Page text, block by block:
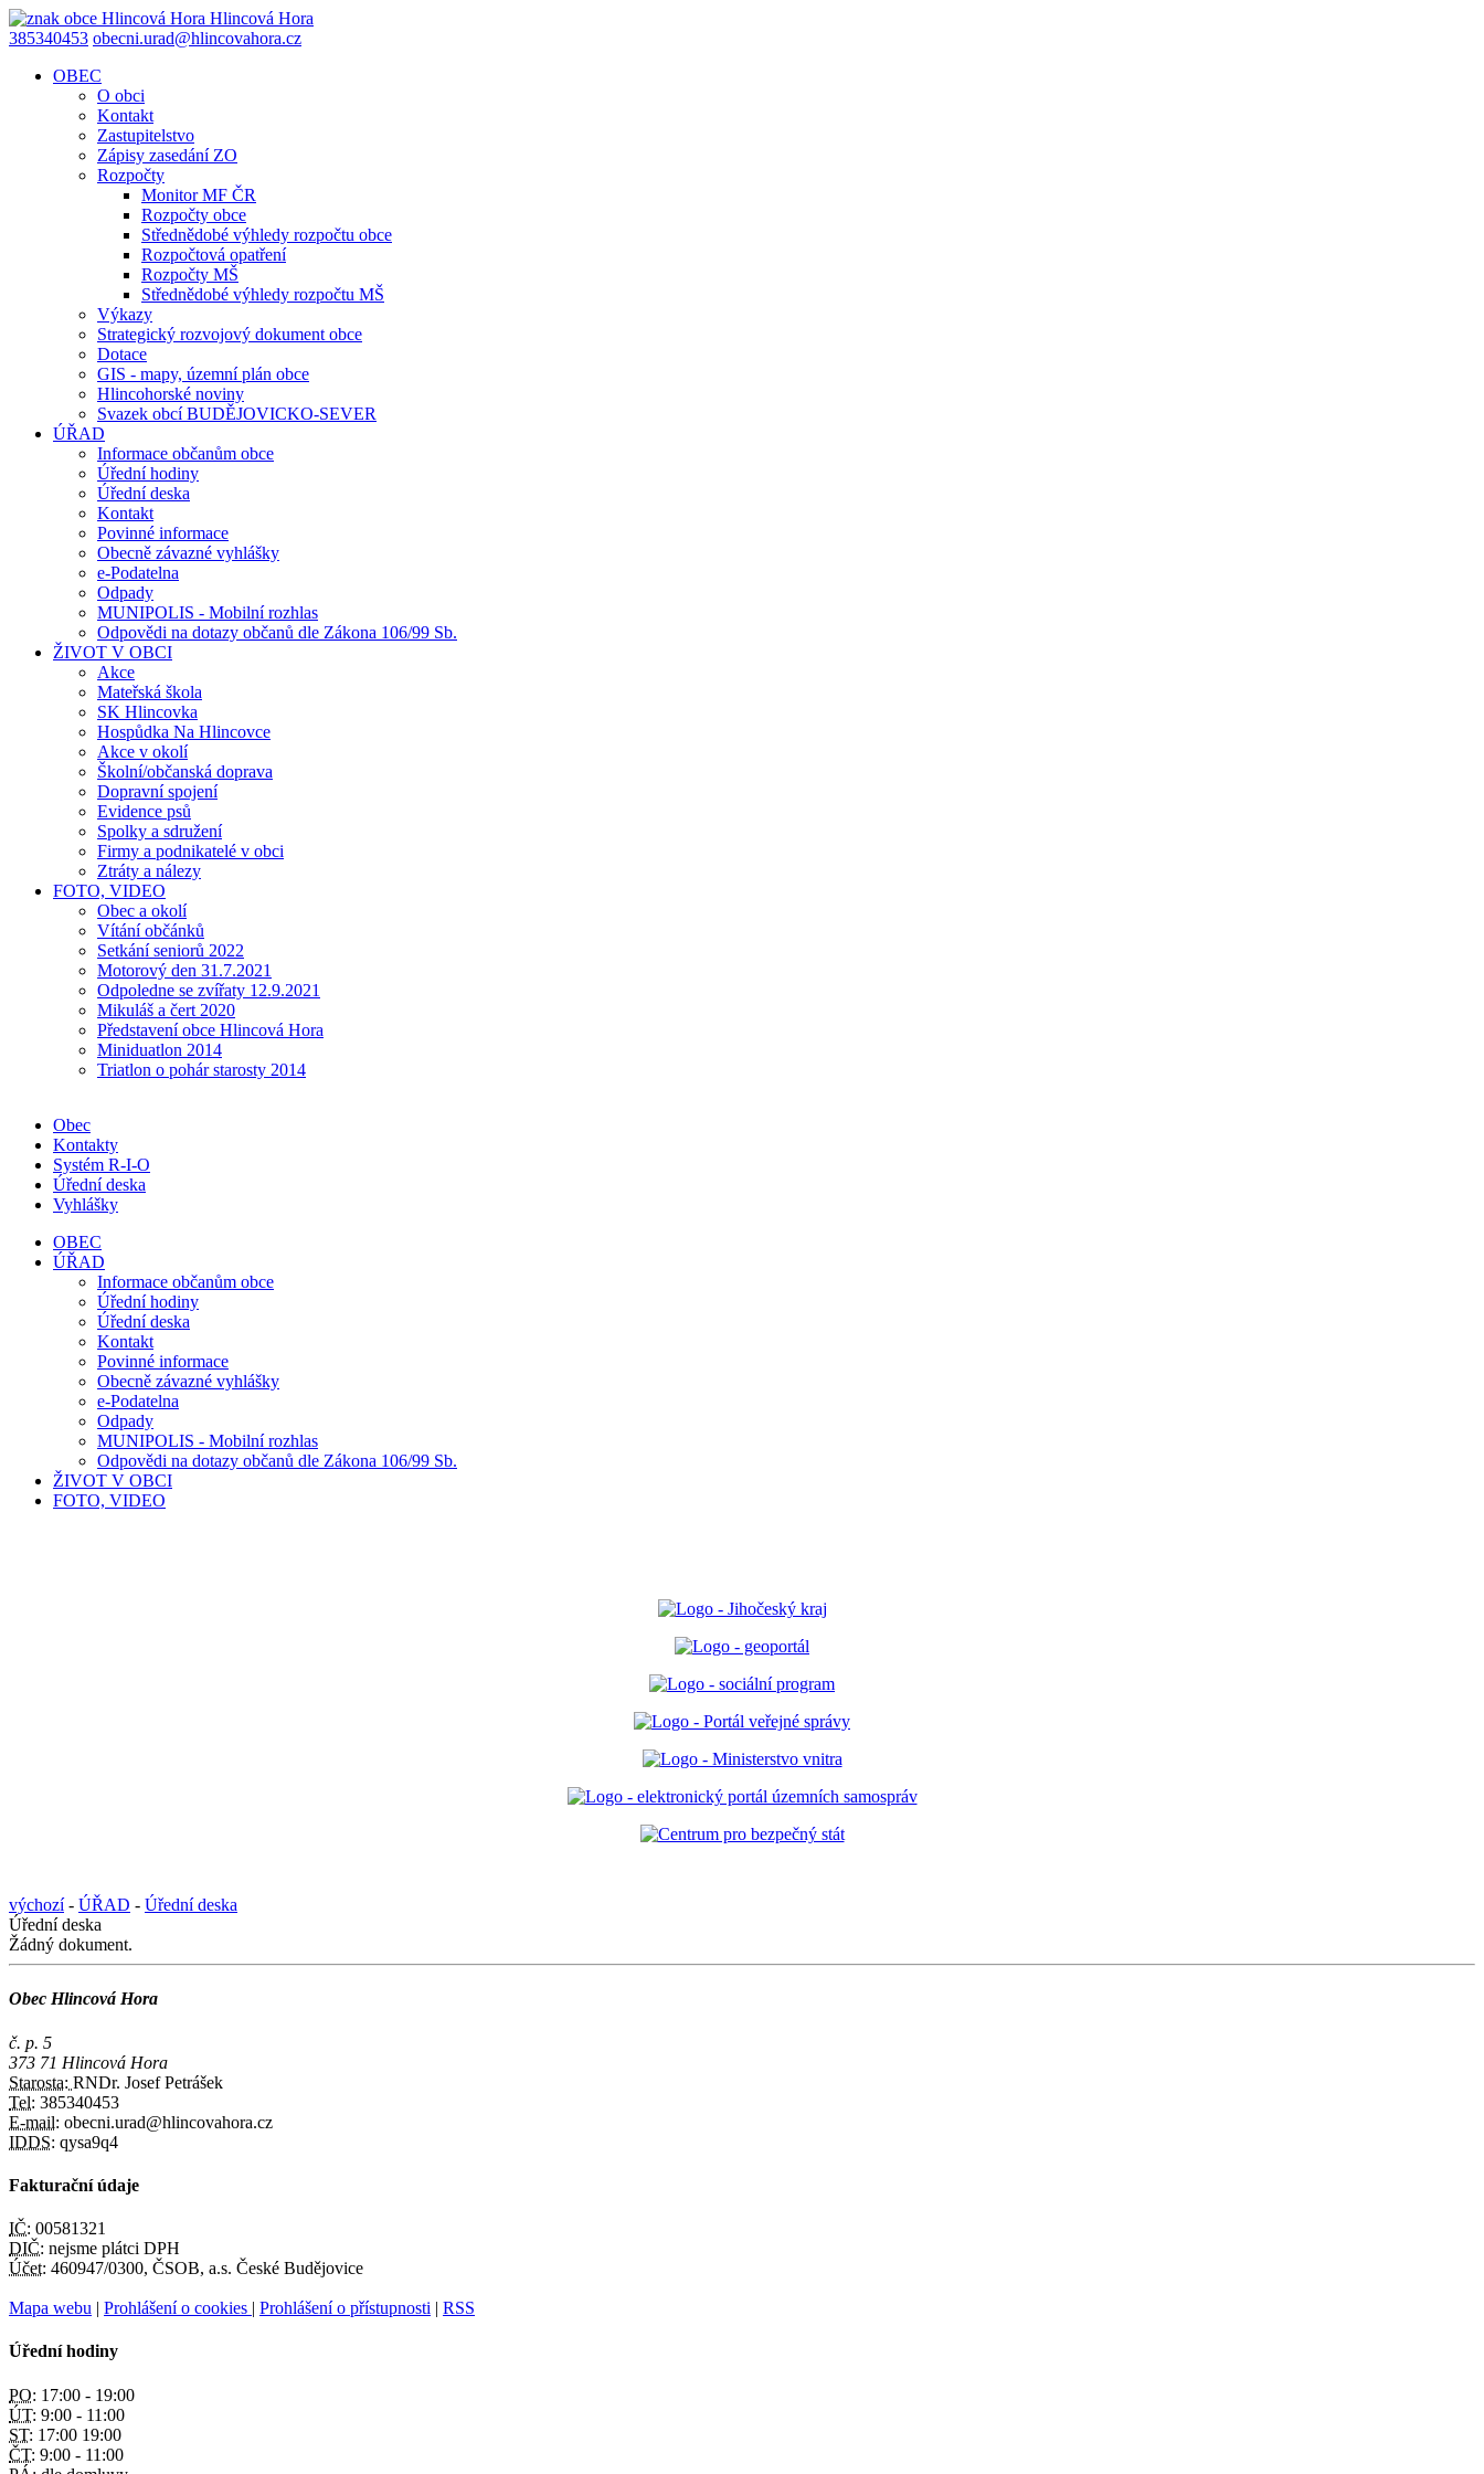
Hlincová Hora
385340453 obecni.urad@hlincovahora.cz
OBEC
O obci
Kontakt
Zastupitelstvo
Zápisy zasedání ZO
Rozpočty
Monitor MF ČR
Rozpočty obce
Střednědobé výhledy rozpočtu obce
Rozpočtová opatření
Rozpočty MŠ
Střednědobé výhledy rozpočtu MŠ
Výkazy
Strategický rozvojový dokument obce
Dotace
GIS - mapy, územní plán obce
Hlincohorské noviny
Svazek obcí BUDĚJOVICKO-SEVER
ÚŘAD
Informace občanům obce
Úřední hodiny
Úřední deska
Kontakt
Povinné informace
Obecně závazné vyhlášky
e-Podatelna
Odpady
MUNIPOLIS - Mobilní rozhlas
Odpovědi na dotazy občanů dle Zákona 106/99 Sb.
ŽIVOT V OBCI
Akce
Mateřská škola
SK Hlincovka
Hospůdka Na Hlincovce
Akce v okolí
Školní/občanská doprava
Dopravní spojení
Evidence psů
Spolky a sdružení
Firmy a podnikatelé v obci
Ztráty a nálezy
FOTO, VIDEO
Obec a okolí
Vítání občánků
Setkání seniorů 2022
Motorový den 31.7.2021
Odpoledne se zvířaty 12.9.2021
Mikuláš a čert 2020
Představení obce Hlincová Hora
Miniduatlon 2014
Triatlon o pohár starosty 2014
Obec
Kontakty
Systém R-I-O
Úřední deska
Vyhlášky
OBEC
ÚŘAD
Informace občanům obce
Úřední hodiny
Úřední deska
Kontakt
Povinné informace
Obecně závazné vyhlášky
e-Podatelna
Odpady
MUNIPOLIS - Mobilní rozhlas
Odpovědi na dotazy občanů dle Zákona 106/99 Sb.
ŽIVOT V OBCI
FOTO, VIDEO
výchozí- ÚŘAD - Úřední deska
Úřední deska
Žádný dokument.
Obec Hlincová Hora
č. p. 5
373 71 Hlincová Hora
Starosta: RNDr. Josef Petrášek
Tel: 385340453
E-mail: obecni.urad@hlincovahora.cz
IDDS: qysa9q4
Fakturační údaje
IČ: 00581321
DIČ: nejsme plátci DPH
Účet: 460947/0300, ČSOB, a.s. České Budějovice
Mapa webu | Prohlášení o cookies | Prohlášení o přístupnosti | RSS
Úřední hodiny
PO: 17:00 - 19:00
ÚT: 9:00 - 11:00
ST: 17:00 19:00
ČT: 9:00 - 11:00